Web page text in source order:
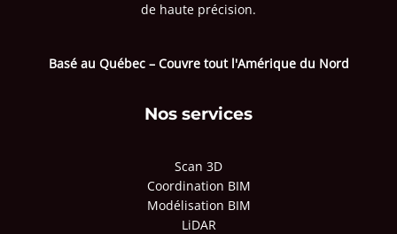
de haute précision.
Basé au Québec – Couvre tout l'Amérique du Nord
Nos services
Scan 3D
Coordination BIM
Modélisation BIM
LiDAR